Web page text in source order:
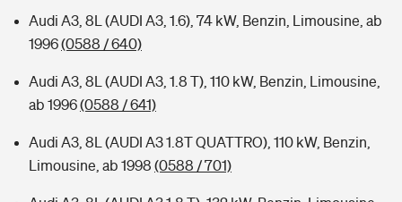
Kinderunfall-Check: Mehr Sicherheit für deine Kids
Sie haben Fragen?
Audi A3, 8L (AUDI A3, 1.6), 74 kW, Benzin, Limousine, ab
1996(0588 / 640)
Audi A3, 8L (AUDI A3, 1.8 T), 110 kW, Benzin, Limousine,
ab 1996(0588 / 641)
Audi A3, 8L (AUDI A3 1.8T QUATTRO), 110 kW, Benzin,
Limousine, ab 1998 (0588 / 701)